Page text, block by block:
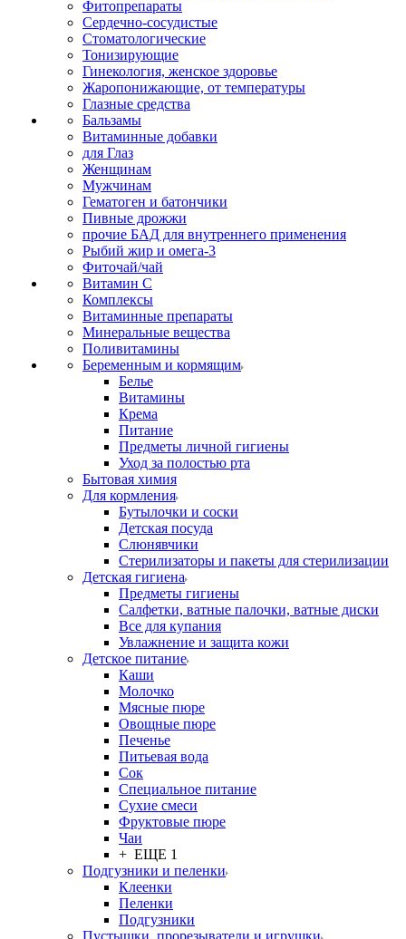
Фитопрепараты
Сердечно-сосудистые
Стоматологические
Тонизирующие
Гинекология, женское здоровье
Жаропонижающие, от температуры
Глазные средства
Бальзамы
Витаминные добавки
для Глаз
Женщинам
Мужчинам
Гематоген и батончики
Пивные дрожжи
прочие БАД для внутреннего применения
Рыбий жир и омега-3
Фиточай/чай
Витамин С
Комплексы
Витаминные препараты
Минеральные вещества
Поливитамины
Беременным и кормящим
Белье
Витамины
Крема
Питание
Предметы личной гигиены
Уход за полостью рта
Бытовая химия
Для кормления
Бутылочки и соски
Детская посуда
Слюнявчики
Стерилизаторы и пакеты для стерилизации
Детская гигиена
Предметы гигиены
Салфетки, ватные палочки, ватные диски
Все для купания
Увлажнение и защита кожи
Детское питание
Каши
Молочко
Мясные пюре
Овощные пюре
Печенье
Питьевая вода
Сок
Специальное питание
Сухие смеси
Фруктовые пюре
Чаи
+ ЕЩЕ 1
Подгузники и пеленки
Клеенки
Пеленки
Подгузники
Пустышки, прорезыватели и игрушки